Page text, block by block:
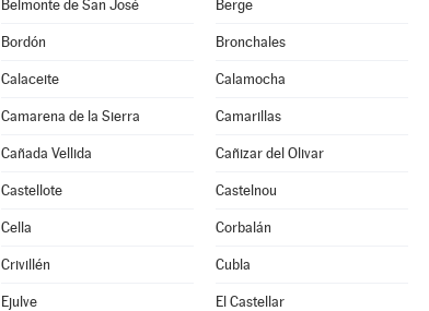
Belmonte de San José Berge
Bordón Bronchales
Calaceite Calamocha
Camarena de la Sierra Camarillas
Cañada Vellida Cañizar del Olivar
Castellote Castelnou
Cella Corbalán
Crivillén Cubla
Ejulve El Castellar